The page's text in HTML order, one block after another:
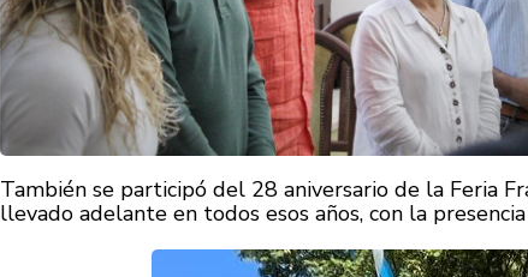
También se participó del 28 aniversario de la Feria
llevado adelante en todos esos años, con la